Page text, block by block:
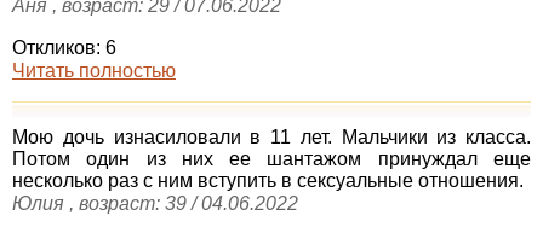
Аня , возраст: 29 / 07.06.2022
Откликов: 6
Читать полностью
Мою дочь изнасиловали в 11 лет. Мальчики из класса.
Потом один из них ее шантажом принуждал еще
несколько раз с ним вступить в сексуальные отношения.
Юлия , возраст: 39 / 04.06.2022